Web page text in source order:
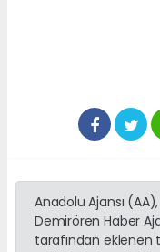
Anadolu Ajansı
Demirören Haber
tarafından eklenen